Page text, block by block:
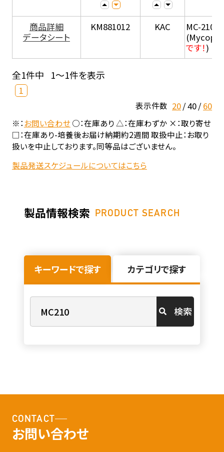
商品詳細
データシート
KM881012 KAC
MC-210 (
です！)
全1件中 1～1件を表示
1
表示件数 20 40 60
※：お問い合わせ○：在庫あり △：在庫わずか ×：取り寄せ
□：在庫あり-培養後お届け納期約2週間 取扱中止：お取り
扱いを中止しております。同等品はございません。
製品発送スケジュールについてはこちら
製品情報検索 PRODUCT SEARCH
キーワードで探す カテゴリで探す
検索
CONTACT
お問い合わせ